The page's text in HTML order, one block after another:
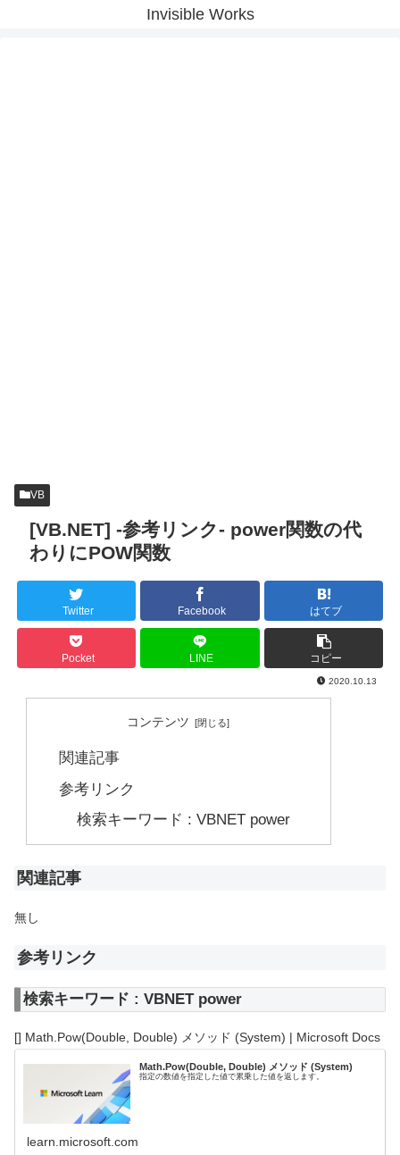
Invisible Works
VB
[VB.NET] -参考リンク- power関数の代
わりにPOW関数
Twitter Facebook はてブ
Pocket LINE コピー
2020.10.13
コンテンツ
関連記事
参考リンク
検索キーワード : VBNET power
関連記事
無し
参考リンク
検索キーワード : VBNET power
[] Math.Pow(Double, Double) メソッド (System) | Microsoft Docs
Math.Pow(Double, Double) メソッド (System)
指定の数値を指定した値で累乗した値を返します。
learn.microsoft.com